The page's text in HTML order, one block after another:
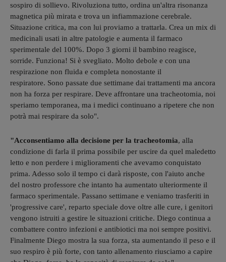
sospiro di sollievo. Rivoluziona tutto, ordina un'altra risonanza
magnetica più mirata e trova un infiammazione cerebrale.
Situazione critica, ma con lui proviamo a trattarla. Crea un mix di
medicinali usati in altre patologie e aumenta il farmaco
sperimentale del 100%. Dopo 3 giorni il bambino reagisce,
sorride. Funziona! Si è svegliato. Molto debole e con una
respirazione non fluida e completa nonostante il
respiratore. Sono passate due settimane dai trattamenti ma ancora
non ha forza per respirare. Deve affrontare una tracheotomia, noi
speriamo temporanea, ma i medici continuano a ripetere che non
potrà mai respirare da solo".
"Acconsentiamo alla decisione per la tracheotomia, alla
condizione di farla il prima possibile per uscire da quel maledetto
letto e non perdere i miglioramenti che avevamo conquistato
prima. Adesso solo il tempo ci darà risposte, con l'aiuto anche
del nostro professore che intanto ha aumentato ulteriormente il
farmaco sperimentale. Passano settimane e veniamo trasferiti in
'progressive care', reparto speciale dove oltre alle cure, i genitori
vengono istruiti a gestire le situazioni critiche. Diego continua a
combattere contro infezioni e antibiotici ma noi sempre positivi.
Finalmente Diego mostra la sua forza, sta aumentando il peso e il
suo respiro è più forte, con tanto allenamento riusciamo a capire